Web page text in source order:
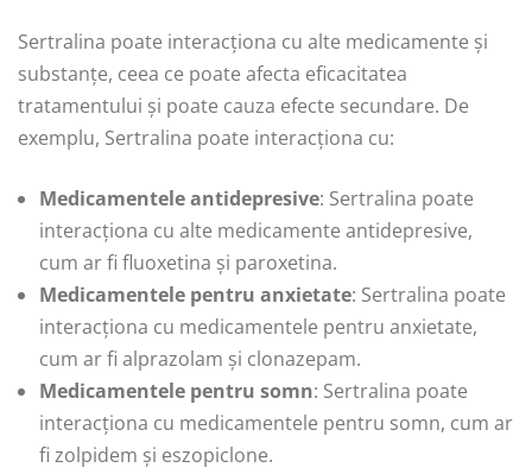
Sertralina poate interacționa cu alte medicamente și
substanțe, ceea ce poate afecta eficacitatea
tratamentului și poate cauza efecte secundare. De
exemplu, Sertralina poate interacționa cu:
Medicamentele antidepresive: Sertralina poate
interacționa cu alte medicamente antidepresive,
cum ar fi fluoxetina și paroxetina.
Medicamentele pentru anxietate: Sertralina poate
interacționa cu medicamentele pentru anxietate,
cum ar fi alprazolam și clonazepam.
Medicamentele pentru somn: Sertralina poate
interacționa cu medicamentele pentru somn, cum ar
fi zolpidem și eszopiclone.